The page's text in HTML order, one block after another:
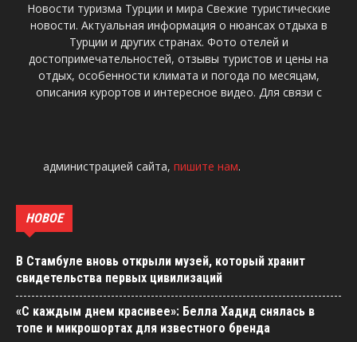
Новости туризма Турции и мира Свежие туристические
новости. Актуальная информация о нюансах отдыха в
Турции и других странах. Фото отелей и
достопримечательностей, отзывы туристов и цены на
отдых, особенности климата и погода по месяцам,
описания курортов и интересное видео. Для связи с
администрацией сайта, пишите нам.
НОВОЕ
В Стамбуле вновь открыли музей, который хранит
свидетельства первых цивилизаций
«С каждым днем красивее»: Белла Хадид снялась в
топе и микрошортах для известного бренда